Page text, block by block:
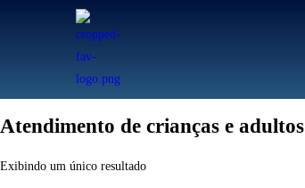
Atendimento de crianças e adultos
Exibindo um único resultado